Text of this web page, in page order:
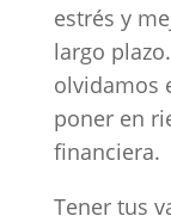
estrés y
largo
olvidamos
poner en
financiera.
Tener tus